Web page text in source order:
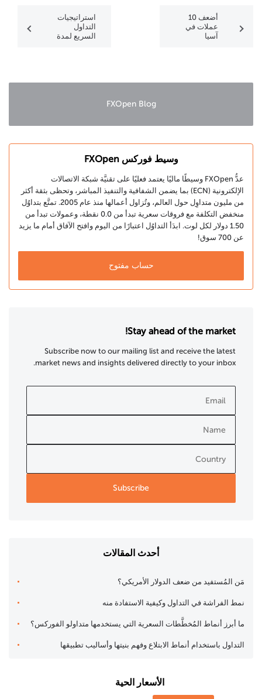
أضعف 10
عملات في
آسيا
استراتيجيات
التداول
السريع لمدة
FXOpen Blog
وسيط فوركس FXOpen
عدُّ FXOpen وسيطًا ماليًا يعتمد فعليًا على تقنيَّة شبكة الاتصالات
الإلكترونية (ECN) بما يضمن الشفافية والتنفيذ المباشر، وتحظى بثقة أكثر
من مليون متداوِل حول العالم، وتُزاول أعمالها منذ عام 2005. تمتَّع بتداوُل
منخفض التكلفة مع فروقات سعرية تبدأ من 0.0 نقطة، وعمولات تبدأ من
1.50 دولار لكل لوت. ابدَأ التداوُل اعتبارًا من اليوم وافتح الآفاق أمام ما يزيد
عن 700 سوق!
حساب مفتوح
Stay ahead of the market!
Subscribe now to our mailing list and receive the latest
market news and insights delivered directly to your inbox.
أحدث المقالات
مَن المُستفيد من ضعف الدولار الأمريكي؟
نمط الفراشة في التداول وكيفية الاستفادة منه
ما أبرز أنماط المُخطَّطات السعرية التي يستخدمها متداولو الفوركس؟
التداول باستخدام أنماط الابتلاع وفهم بنيتها وأساليب تطبيقها
الأسعار الحية